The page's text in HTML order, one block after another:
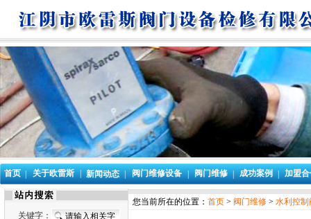
首页 | 关于欧雷斯 | 新闻动态 | 阀门维修设备 | 阀门维修 | 成功案例 | 加盟
关键字：
您当前所在的位置： 首页 > 阀门维修 > 水利控制